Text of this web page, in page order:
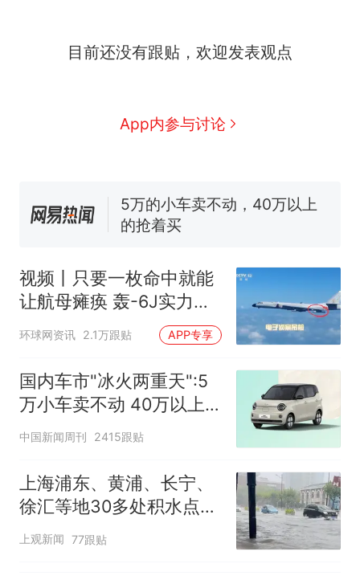
目前还没有跟贴，欢迎发表观点
App内参与讨论
线一圈，还曾两次到中国寻根
5060元才肯搬上楼！女子傻眼
空调24小时开着反而更省电？
热 十多万人报名的考试，成绩
全部作废，公平么？
视频丨只要一枚命中就能
让航母瘫痪 轰-6J实力有
多强？
环球网资讯 2.1万跟贴 APP专享
国内车市"冰火两重天":5
万小车卖不动 40万以上
的抢购
中国新闻周刊 2415跟贴
上海浦东、黄浦、长宁、
徐汇等地30多处积水点正
在抢排
上观新闻 77跟贴